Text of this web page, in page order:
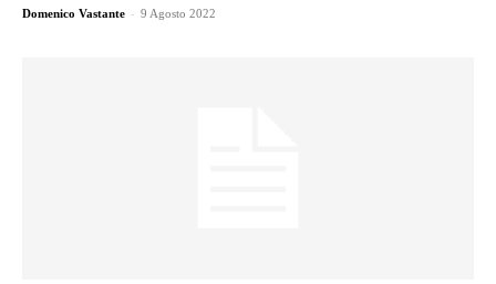
Domenico Vastante - 9 Agosto 2022